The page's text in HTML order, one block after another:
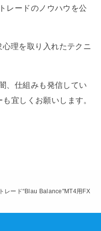
レードのノウハウを公
心理を取り入れたテクニ
、仕組みも発信してい
宜しくお願いします。
レード“Blau Balance"MT4用FX